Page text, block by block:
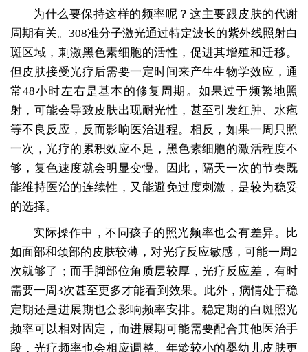
为什么要保持这样的频率呢？这主要跟皮肤的代谢
周期有关。308准分子激光通过特定波长的紫外线照射白
斑区域，刺激黑色素细胞的活性，促进其增殖和迁移。
但皮肤接受光疗后需要一定时间来产生生物学效应，通
常48小时左右是基本的修复周期。如果过于频繁地照
射，可能会导致皮肤出现耐光性，甚至引发红肿、水疱
等不良反应，反而影响医治进程。相反，如果一周只照
一次，光疗的累积效应不足，黑色素细胞的激活程度不
够，复色速度就会明显变慢。因此，隔天一次的节奏既
能维持医治的连续性，又能避免过度刺激，是较为稳妥
的选择。
实际操作中，不同孩子的照光频率也会有差异。比
如面部和颈部的皮肤较薄，对光疗反应敏感，可能一周2
次就够了；而手脚部位角质层较厚，光疗反应差，有时
需要一周3次甚至更多才能看到效果。此外，病情处于稳
定期还是进展期也会影响频率安排。稳定期的白斑照光
频率可以相对固定，而进展期可能需要配合其他医治手
段，光疗频率也会相应调整。年龄较小的婴幼儿皮肤更